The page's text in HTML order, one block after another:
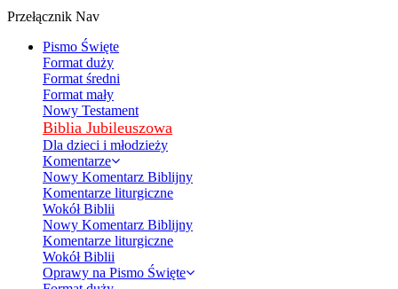
Przełącznik Nav
Pismo Święte
Format duży
Format średni
Format mały
Nowy Testament
Biblia Jubileuszowa
Dla dzieci i młodzieży
Komentarze
Nowy Komentarz Biblijny
Komentarze liturgiczne
Wokół Biblii
Nowy Komentarz Biblijny
Komentarze liturgiczne
Wokół Biblii
Oprawy na Pismo Święte